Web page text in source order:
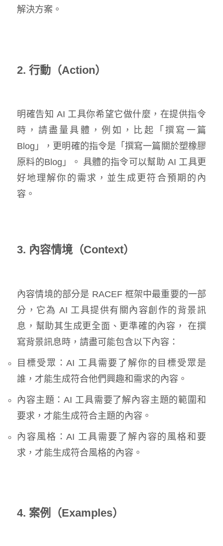
解決方案。
2. 行動（Action）
明確告知 AI 工具你希望它做什麼，在提供指令
時，請盡量具體，例如，比起「撰寫一篇
Blog」，更明確的指令是「撰寫一篇關於塑橡膠
原料的Blog」。 具體的指令可以幫助 AI 工具更
好地理解你的需求，並生成更符合預期的內
容。
3. 內容情境（Context）
內容情境的部分是 RACEF 框架中最重要的一部
分，它為 AI 工具提供有關內容創作的背景訊
息，幫助其生成更全面、更準確的內容， 在撰
寫背景訊息時，請盡可能包含以下內容：
目標受眾：AI 工具需要了解你的目標受眾是
誰，才能生成符合他們興趣和需求的內容。
內容主題：AI 工具需要了解內容主題的範圍和
要求，才能生成符合主題的內容。
內容風格：AI 工具需要了解內容的風格和要
求，才能生成符合風格的內容。
4. 案例（Examples）